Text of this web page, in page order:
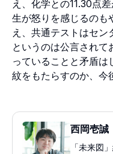
え、化学との11.30点
生が怒りを感じるのも
え、共通テストはセン
というのは公言されて
っていることと矛盾は
紋をもたらすのか、今
西岡壱誠
「未来図